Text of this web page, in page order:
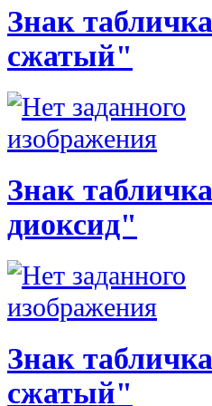
Знак
сжатый"
Знак
диоксид"
Знак
сжатый"